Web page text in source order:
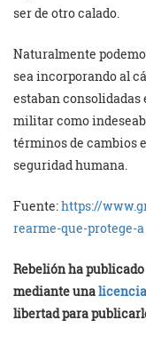
ser de otro calado.
Naturalmente
sea incorporando al
estaban consolidadas
militar como
términos de cambios
seguridad humana.
Fuente:https://
rearme-que-protege-a
Rebelión ha
mediante una
libertad para